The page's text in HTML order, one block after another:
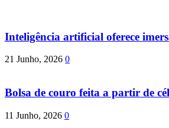
Inteligência artificial oferece
21 Junho, 2026 0
Bolsa de couro feita a partir de
11 Junho, 2026 0